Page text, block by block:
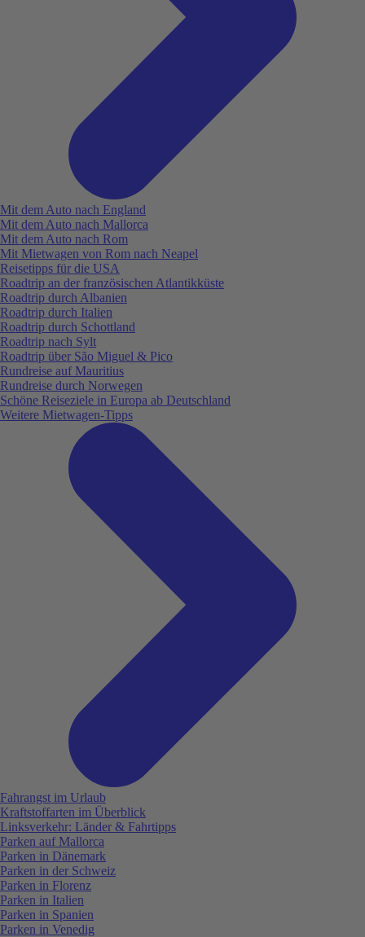
Mit dem Auto nach England
Mit dem Auto nach Mallorca
Mit dem Auto nach Rom
Mit Mietwagen von Rom nach Neapel
Reisetipps für die USA
Roadtrip an der französischen Atlantikküste
Roadtrip durch Albanien
Roadtrip durch Italien
Roadtrip durch Schottland
Roadtrip nach Sylt
Roadtrip über São Miguel & Pico
Rundreise auf Mauritius
Rundreise durch Norwegen
Schöne Reiseziele in Europa ab Deutschland
Weitere Mietwagen-Tipps
Fahrangst im Urlaub
Kraftstoffarten im Überblick
Linksverkehr: Länder & Fahrtipps
Parken auf Mallorca
Parken in Dänemark
Parken in der Schweiz
Parken in Florenz
Parken in Italien
Parken in Spanien
Parken in Venedig